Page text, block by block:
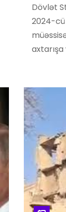
Dövlət
2024-